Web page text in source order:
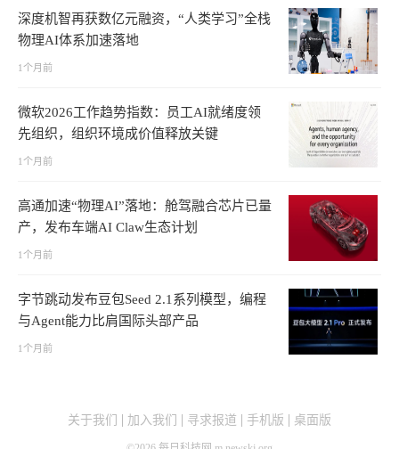
深度机智再获数亿元融资，“人类学习”全栈
物理AI体系加速落地
1个月前
微软2026工作趋势指数：员工AI就绪度领
先组织，组织环境成价值释放关键
1个月前
高通加速“物理AI”落地：舱驾融合芯片已量
产，发布车端AI Claw生态计划
1个月前
字节跳动发布豆包Seed 2.1系列模型，编程
与Agent能力比肩国际头部产品
1个月前
关于我们 加入我们 寻求报道 手机版 桌面版